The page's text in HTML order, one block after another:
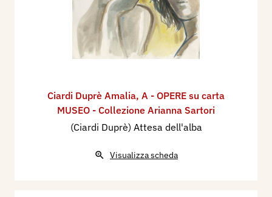
Ciardi Duprè Amalia, A - OPERE su carta
MUSEO - Collezione Arianna Sartori
(Ciardi Duprè) Attesa dell'alba
Visualizza scheda